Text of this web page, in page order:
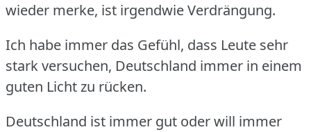
wieder merke, ist irgendwie Verdrängung.
Ich habe immer das Gefühl, dass Leute sehr
stark versuchen, Deutschland immer in einem
guten Licht zu rücken.
Deutschland ist immer gut oder will immer